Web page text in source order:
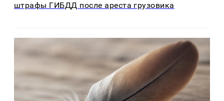
штрафы ГИБДД после ареста грузовика